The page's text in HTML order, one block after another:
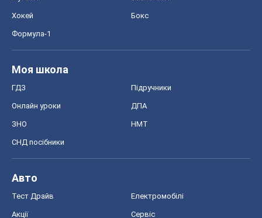
Хокей Бокс
Формула-1
Моя школа
ГДЗ Підручники
Онлайн уроки ДПА
ЗНО НМТ
СНД посібники
Авто
Тест Драйв Електромобілі
Акції Сервіс